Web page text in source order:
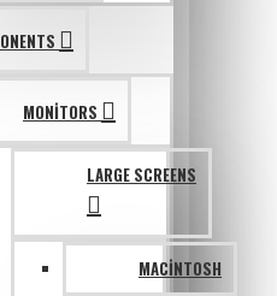
MONITORS
LARGE SCREENS
MACINTOSH